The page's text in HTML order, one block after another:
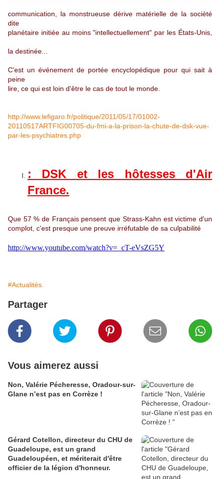
communication, la monstrueuse dérive matérielle de la société
dite
planétaire initiée au moins "intellectuellement" par les États-Unis,
la destinée...
C'est un événement de portée encyclopédique pour qui sait à
peine
lire, ce qui est loin d'être le cas de tout le monde.
http://www.lefigaro.fr/politique/2011/05/17/01002-
20110517ARTFIG00705-du-fmi-a-la-prison-la-chute-de-dsk-vue-
par-les-psychiatres.php
: DSK et les hôtesses d'Air
France.
Que 57 % de Français pensent que Strass-Kahn est victime d'un
complot, c'est presque une preuve irréfutable de sa culpabilité
http://www.youtube.com/watch?v=_cT-eVsZG5Y
#Actualités.
Partager
Vous aimerez aussi
Non, Valérie Pécheresse, Oradour-sur-
Glane n’est pas en Corrèze !
Gérard Cotellon, directeur du CHU de
Guadeloupe, est un grand
Guadeloupéen, et mériterait d'être
officier de la légion d'honneur.